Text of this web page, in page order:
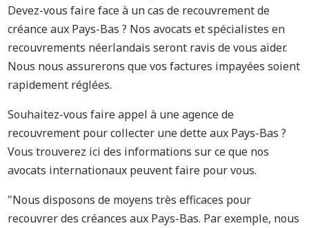
Devez-vous faire face à un cas de recouvrement de
créance aux Pays-Bas ? Nos avocats et spécialistes en
recouvrements néerlandais seront ravis de vous aider.
Nous nous assurerons que vos factures impayées soient
rapidement réglées.
Souhaitez-vous faire appel à une agence de
recouvrement pour collecter une dette aux Pays-Bas ?
Vous trouverez ici des informations sur ce que nos
avocats internationaux peuvent faire pour vous.
"Nous disposons de moyens très efficaces pour
recouvrer des créances aux Pays-Bas. Par exemple, nous